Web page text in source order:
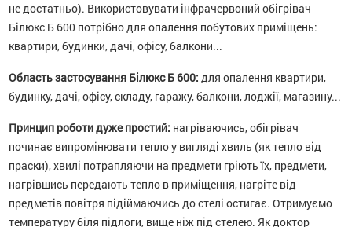
не достатньо). Використовувати інфрачервоний обігрівач
Білюкс Б 600 потрібно для опалення побутових приміщень:
квартири, будинки, дачі, офісу, балкони...
Область застосування Білюкс Б 600: для опалення квартири,
будинку, дачі, офісу, складу, гаражу, балкони, лоджії, магазину...
Принцип роботи дуже простий: нагріваючись, обігрівач
починає випромінювати тепло у вигляді хвиль (як тепло від
праски), хвилі потрапляючи на предмети гріють їх, предмети,
нагрівшись передають тепло в приміщення, нагріте від
предметів повітря підіймаючись до стелі остигає. Отримуємо
температуру біля підлоги, вище ніж під стелею. Як доктор